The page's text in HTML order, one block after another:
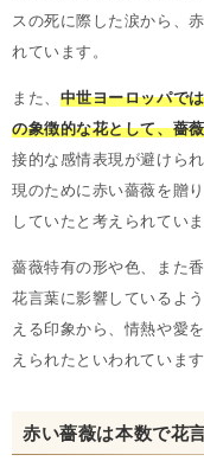
スの死に際した涙から、
れています。
また、 中世ヨーロッパで
の象徴的な花として、薔
接的な感情表現が避けら
現のために赤い薔薇を贈
していたと考えられていま
薔薇特有の形や色、また
花言葉に影響しているよ
える印象から、情熱や愛
えられたといわれています
赤い薔薇は本数で花